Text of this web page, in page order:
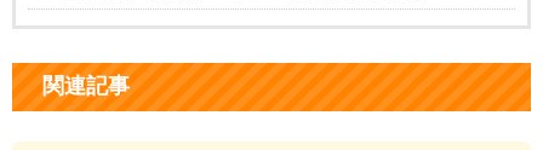
関連記事